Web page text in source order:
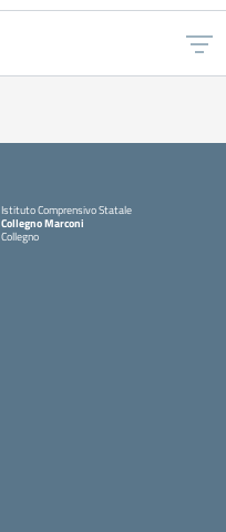
Istituto Comprensivo Statale
Collegno Marconi
Collegno